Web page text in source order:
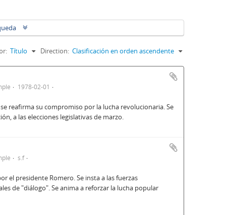
Título Direction: Clasificación en orden ascendente
1978-02-01
reafirma su compromiso por la lucha revolucionaria. Se
a las elecciones legislativas de marzo.
s.f
el presidente Romero. Se insta a las fuerzas
de "diálogo". Se anima a reforzar la lucha popular